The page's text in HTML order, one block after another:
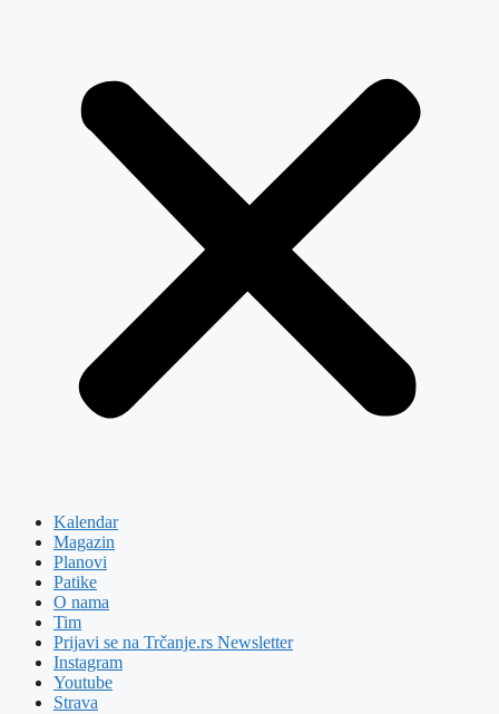
Kalendar
Magazin
Planovi
Patike
O nama
Tim
Prijavi se na Trčanje.rs Newsletter
Instagram
Youtube
Strava